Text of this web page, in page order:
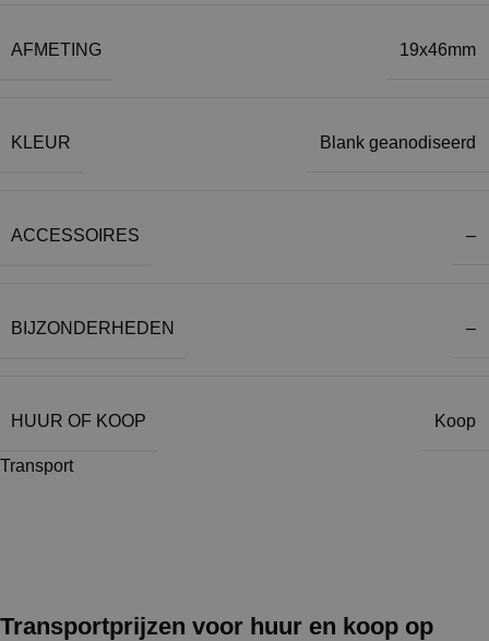
AFMETING 19x46mm
KLEUR Blank geanodiseerd
ACCESSOIRES –
BIJZONDERHEDEN –
HUUR OF KOOP Koop
Transport
Transportprijzen voor huur en koop op